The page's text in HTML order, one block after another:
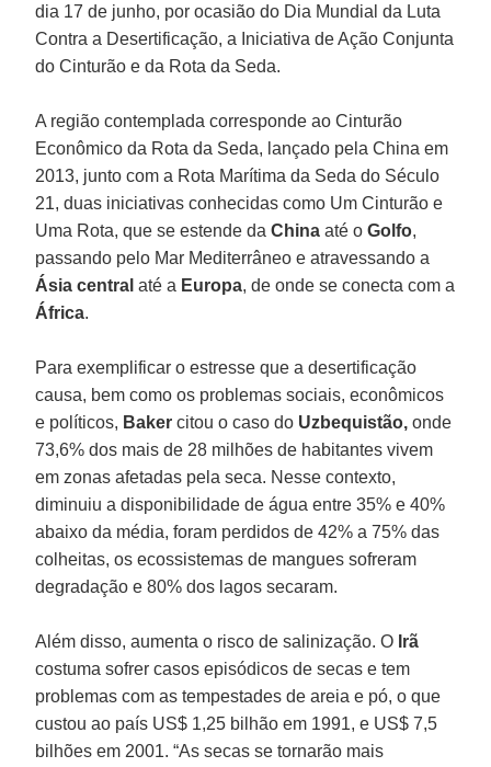
dia 17 de junho, por ocasião do Dia Mundial da Luta
Contra a Desertificação, a Iniciativa de Ação Conjunta
do Cinturão e da Rota da Seda.
A região contemplada corresponde ao Cinturão
Econômico da Rota da Seda, lançado pela China em
2013, junto com a Rota Marítima da Seda do Século
21, duas iniciativas conhecidas como Um Cinturão e
Uma Rota, que se estende daChina até oGolfo,
passando pelo Mar Mediterrâneo e atravessando a
Ásia central até a Europa, de onde se conecta com a
África.
Para exemplificar o estresse que a desertificação
causa, bem como os problemas sociais, econômicos
e políticos, Baker citou o caso do Uzbequistão, onde
73,6% dos mais de 28 milhões de habitantes vivem
em zonas afetadas pela seca. Nesse contexto,
diminuiu a disponibilidade de água entre 35% e 40%
abaixo da média, foram perdidos de 42% a 75% das
colheitas, os ecossistemas de mangues sofreram
degradação e 80% dos lagos secaram.
Além disso, aumenta o risco de salinização. O Irã
costuma sofrer casos episódicos de secas e tem
problemas com as tempestades de areia e pó, o que
custou ao país US$ 1,25 bilhão em 1991, e US$ 7,5
bilhões em 2001. “As secas se tornarão mais